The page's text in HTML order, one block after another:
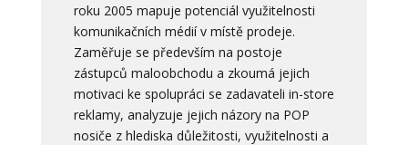
roku 2005 mapuje potenciál využitelnosti
komunikačních médií v místě prodeje.
Zaměřuje se především na postoje
zástupců maloobchodu a zkoumá jejich
motivaci ke spolupráci se zadavateli in-store
reklamy, analyzuje jejich názory na POP
nosiče z hlediska důležitosti, využitelnosti a